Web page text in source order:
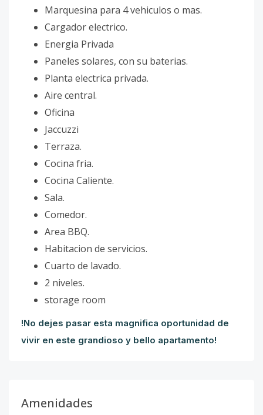
Marquesina para 4 vehiculos o mas.
Cargador electrico.
Energia Privada
Paneles solares, con su baterias.
Planta electrica privada.
Aire central.
Oficina
Jaccuzzi
Terraza.
Cocina fria.
Cocina Caliente.
Sala.
Comedor.
Area BBQ.
Habitacion de servicios.
Cuarto de lavado.
2 niveles.
storage room
!No dejes pasar esta magnifica oportunidad de
vivir en este grandioso y bello apartamento!
Amenidades